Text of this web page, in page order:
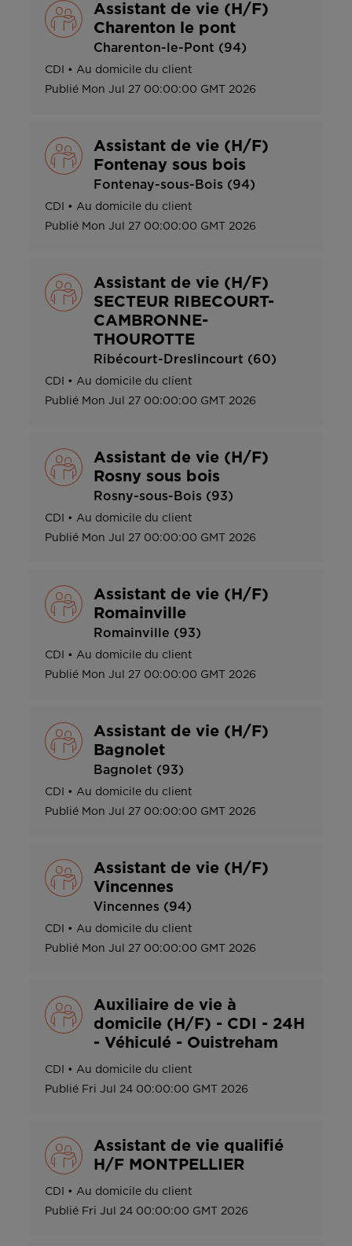
Assistant de vie (H/F)
Charenton le pont
Charenton-le-Pont (94)
CDI • Au domicile du client
Publié Mon Jul 27 00:00:00 GMT 2026
Assistant de vie (H/F)
Fontenay sous bois
Fontenay-sous-Bois (94)
CDI • Au domicile du client
Publié Mon Jul 27 00:00:00 GMT 2026
Assistant de vie (H/F)
SECTEUR RIBECOURT-
CAMBRONNE-
THOUROTTE
Ribécourt-Dreslincourt (60)
CDI • Au domicile du client
Publié Mon Jul 27 00:00:00 GMT 2026
Assistant de vie (H/F)
Rosny sous bois
Rosny-sous-Bois (93)
CDI • Au domicile du client
Publié Mon Jul 27 00:00:00 GMT 2026
Assistant de vie (H/F)
Romainville
Romainville (93)
CDI • Au domicile du client
Publié Mon Jul 27 00:00:00 GMT 2026
Assistant de vie (H/F)
Bagnolet
Bagnolet (93)
CDI • Au domicile du client
Publié Mon Jul 27 00:00:00 GMT 2026
Assistant de vie (H/F)
Vincennes
Vincennes (94)
CDI • Au domicile du client
Publié Mon Jul 27 00:00:00 GMT 2026
Auxiliaire de vie à
domicile (H/F) - CDI - 24H
- Véhiculé - Ouistreham
CDI • Au domicile du client
Publié Fri Jul 24 00:00:00 GMT 2026
Assistant de vie qualifié
H/F MONTPELLIER
CDI • Au domicile du client
Publié Fri Jul 24 00:00:00 GMT 2026